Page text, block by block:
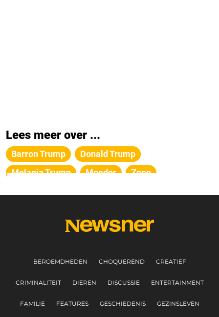
Lees meer over ...
Barron Trump
Donald Trump
Melania Trump
Moeder Zoon
BEROEMDHEDEN CHOQUEREND CREATIEF
CRIMINALITEIT DIEREN DISCUSSIE ENTERTAINMENT
FAMILIE FEATURES GESCHIEDENIS GEZINSLEVEN